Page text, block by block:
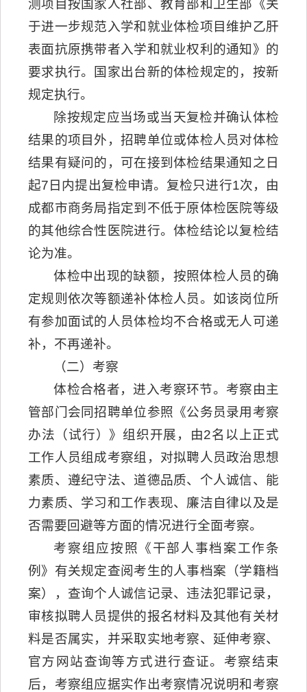
测项目按国家人社部、教育部和卫生部《关
于进一步规范入学和就业体检项目维护乙肝
表面抗原携带者入学和就业权利的通知》的
要求执行。国家出台新的体检规定的，按新
规定执行。
除按规定应当场或当天复检并确认体检
结果的项目外，招聘单位或体检人员对体检
结果有疑问的，可在接到体检结果通知之日
起7日内提出复检申请。复检只进行1次，由
成都市商务局指定到不低于原体检医院等级
的其他综合性医院进行。体检结论以复检结
论为准。
体检中出现的缺额，按照体检人员的确
定规则依次等额递补体检人员。如该岗位所
有参加面试的人员体检均不合格或无人可递
补，不再递补。
（二）考察
体检合格者，进入考察环节。考察由主
管部门会同招聘单位参照《公务员录用考察
办法（试行）》组织开展，由2名以上正式
工作人员组成考察组，对拟聘人员政治思想
素质、遵纪守法、道德品质、个人诚信、能
力素质、学习和工作表现、廉洁自律以及是
否需要回避等方面的情况进行全面考察。
考察组应按照《干部人事档案工作条
例》有关规定查阅考生的人事档案（学籍档
案），查询个人诚信记录、违法犯罪记录，
审核拟聘人员提供的报名材料及其他有关材
料是否属实，并采取实地考察、延伸考察、
官方网站查询等方式进行查证。考察结束
后，考察组应据实作出考察情况说明和考察